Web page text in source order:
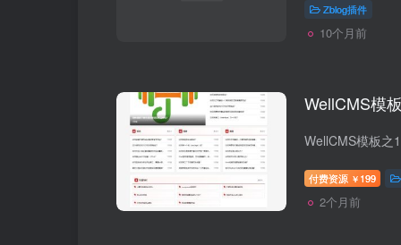
Zblog插件
10个月前
WellCMS模
付费资源 ￥ 199
2个月前